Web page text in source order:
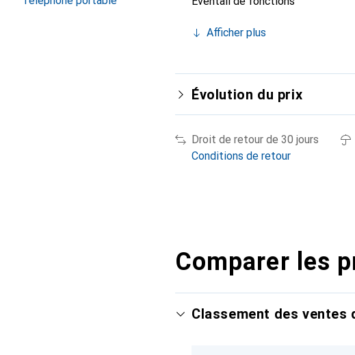
Afficher plus
Évolution du prix
Droit de retour de 30 jours
Conditions de retour
Comparer les
Classement des ventes